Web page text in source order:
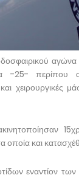
αγώνα
-25- περίπου
χειρουργικές
και
εναντίον